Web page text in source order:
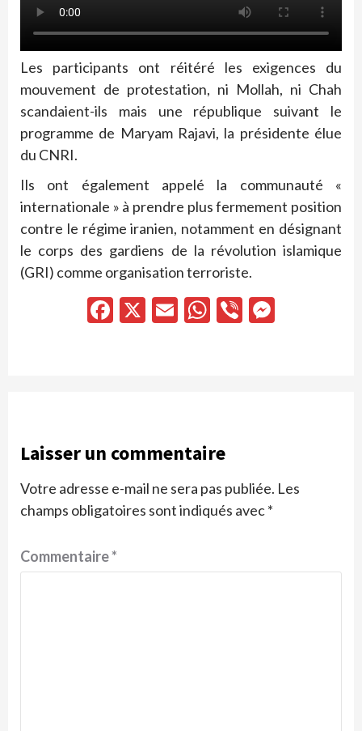
Les participants ont réitéré les exigences du
mouvement de protestation, ni Mollah, ni Chah
scandaient-ils mais une république suivant le
programme de Maryam Rajavi, la présidente élue
du CNRI.
Ils ont également appelé la communauté «
internationale » à prendre plus fermement position
contre le régime iranien, notamment en désignant
le corps des gardiens de la révolution islamique
(GRI) comme organisation terroriste.
Facebook
X EmailWhatsApp
Viber
Laisser un commentaire
Votre adresse e-mail ne sera pas publiée. Les
champs obligatoires sont indiqués avec*
Commentaire*